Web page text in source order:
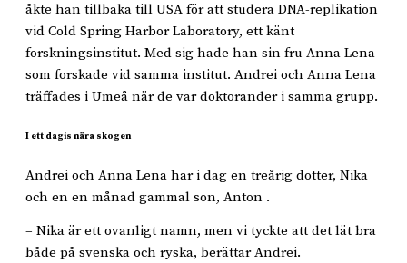
åkte han tillbaka till USA för att studera DNA-replikation
vid Cold Spring Harbor Laboratory, ett känt
forskningsinstitut. Med sig hade han sin fru Anna Lena
som forskade vid samma institut. Andrei och Anna Lena
träffades i Umeå när de var doktorander i samma grupp.
I ett dagis nära skogen
Andrei och Anna Lena har i dag en treårig dotter, Nika
och en en månad gammal son, Anton .
– Nika är ett ovanligt namn, men vi tyckte att det lät bra
både på svenska och ryska, berättar Andrei.